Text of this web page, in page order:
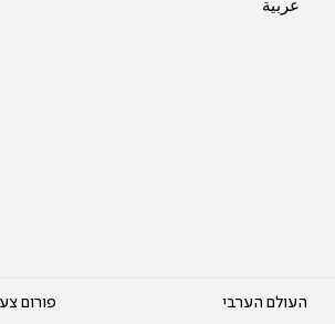
عربية
העולם הערבי
פורום